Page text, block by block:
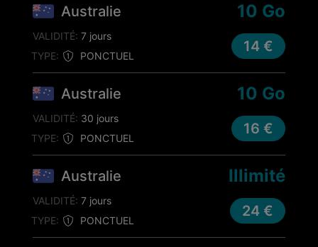
Australie
TYPE: PONCTUEL
10 Go
VALIDITÉ: 7 jours
14 €
Australie
TYPE: PONCTUEL
10 Go
VALIDITÉ: 30 jours
16 €
Australie
TYPE: PONCTUEL
Illimité
VALIDITÉ: 7 jours
24 €